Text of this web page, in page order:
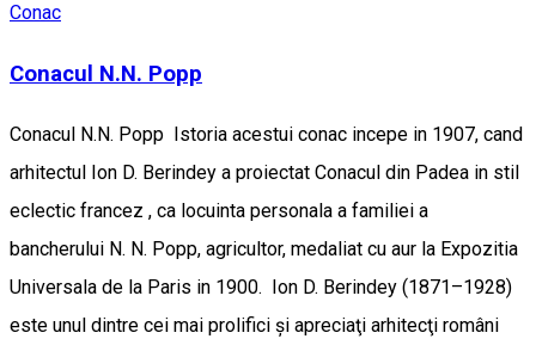
Conac
Conacul N.N. Popp
Conacul N.N. Popp Istoria acestui conac incepe in 1907, cand
arhitectul Ion D. Berindey a proiectat Conacul din Padea in stil
eclectic francez , ca locuinta personala a familiei a
bancherului N. N. Popp, agricultor, medaliat cu aur la Expozitia
Universala de la Paris in 1900. Ion D. Berindey (1871–1928)
este unul dintre cei mai prolifici şi apreciaţi arhitecţi români